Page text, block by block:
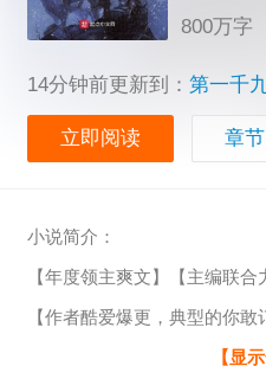
800万字
14分钟前更新到： 第一千
立即阅读 章
小说简介：
【年度领主爽文】【主编联合
【作者酷爱爆更，典型的你敢
一觉醒来，全民穿越异界。
【显